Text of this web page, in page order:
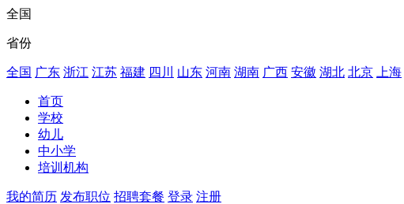
全国
省份
全国 广东 浙江 江苏 福建 四川 山东 河南 湖南 广西 安徽 湖北 北京 上海
首页
学校
幼儿
中小学
培训机构
我的简历 发布职位 招聘套餐 登录 注册